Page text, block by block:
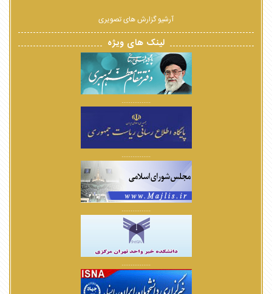
آرشیو گزارش های تصویری
لینک های ویژه
................
................
................
................